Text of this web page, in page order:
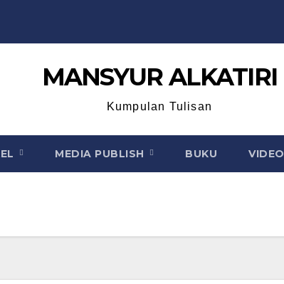
MANSYUR ALKATIRI
Kumpulan Tulisan
MEDIA PUBLISH BUKU VIDEO